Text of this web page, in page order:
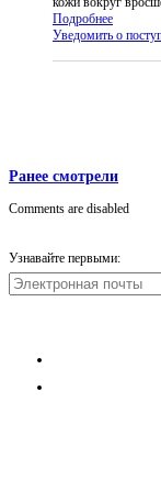
Подробнее
Уведомить о
Ранее смотрели
Comments are disabled
Узнавайте первыми: